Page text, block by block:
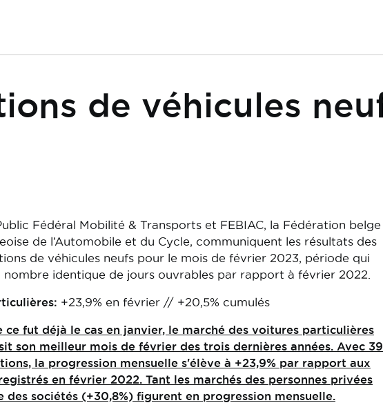
de véhicules
Fédéral Mobilité & Transports et FEBIAC, la Fédération
de l’Automobile et du Cycle, communiquent les résultats des
de véhicules neufs pour le mois de février 2023, période qui
identique de jours ouvrables par rapport à février 2022.
+23,9% en février // +20,5% cumulés
ce fut déjà le cas en janvier, le marché des voitures particulières
son meilleur mois de février des trois dernières années. Avec
la progression mensuelle s'élève à +23,9% par rapport aux
en février 2022. Tant les marchés des personnes privées
des sociétés (+30,8%) figurent en progression mensuelle.